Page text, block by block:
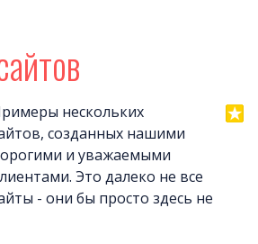
Почему LineAct
О
нескольких
созданных нашими
и уважаемыми
Это далеко не все
- они бы просто здесь не